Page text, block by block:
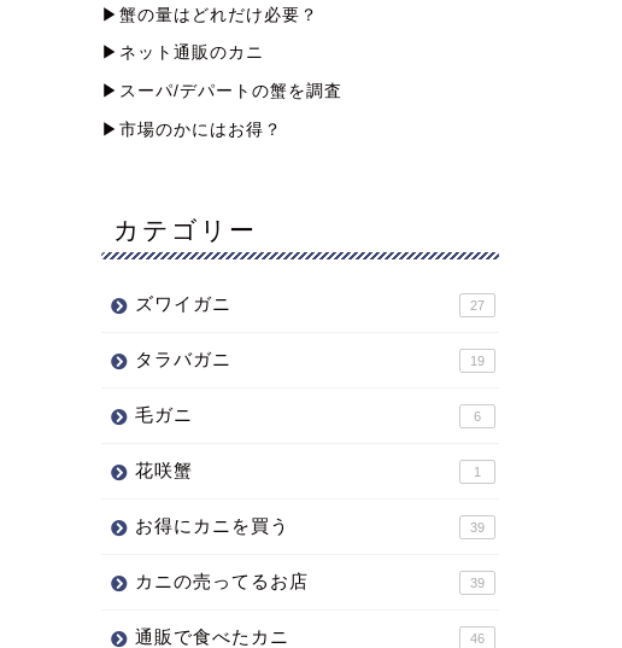
▶︎蟹の量はどれだけ必要？
▶︎ネット通販のカニ
▶︎スーパ/デパートの蟹を調査
▶︎市場のかにはお得？
カテゴリー
ズワイガニ 27
タラバガニ 19
毛ガニ 6
花咲蟹 1
お得にカニを買う 39
カニの売ってるお店 39
通販で食べたカニ 46